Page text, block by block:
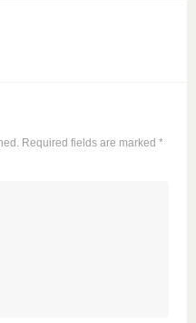
Required fields are marked *